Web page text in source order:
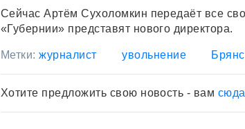
Сейчас Артём Сухоломкин передаёт все
«Губернии» представят нового директора.
Метки:журналист увольнение
Хотите предложить свою новость - вам сюда